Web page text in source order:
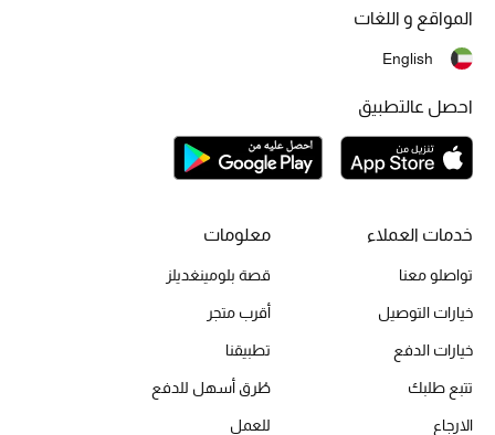
أبرز المصممين
مجوهرات فاخرة للنساء
مجوهرات عصرية للنساء
إكسسوارات للرجال
ساعات
تسوقوا المجوهرات
خدمات العملاء
تواصلو معنا
خيارات التوصيل
خيارات الدفع
تتبع طلبك
الارجاع
معلومات
قصة بلومينغديلز
أقرب متجر
تطبيقنا
طُرق أسهل للدفع
للعمل
المواقع و اللغات
English
احصل عالتطبيق